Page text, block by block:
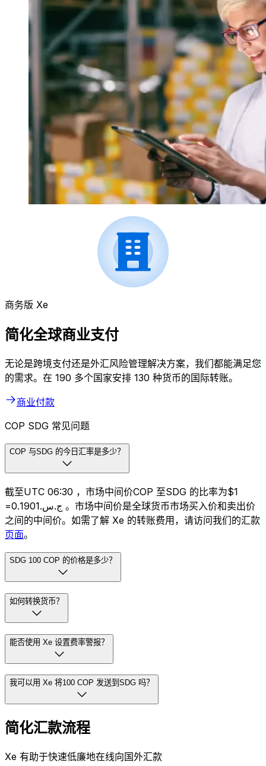
商务版 Xe
简化全球商业支付
无论是跨境支付还是外汇风险管理解决方案，我们都能满足您
的需求。在 190 多个国家安排 130 种货币的国际转账。
商业付款
COP SDG 常见问题
COP 与SDG 的今日汇率是多少？
截至UTC 06:30 ，市场中间价COP 至SDG 的比率为$1
=ج.س.0.1901 。市场中间价是全球货币市场买入价和卖出价
之间的中间价。如需了解 Xe 的转账费用，请访问我们的汇款
页面。
SDG 100 COP 的价格是多少？
如何转换货币？
能否使用 Xe 设置费率警报？
我可以用 Xe 将100 COP 发送到SDG 吗？
简化汇款流程
Xe 有助于快速低廉地在线向国外汇款